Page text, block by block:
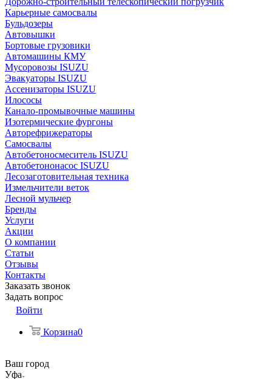
Карьерные самосвалы
Бульдозеры
Автовышки
Бортовые грузовики
Автомашины КМУ
Мусоровозы ISUZU
Эвакуаторы ISUZU
Ассенизаторы ISUZU
Илососы
Канало-промывочные машины
Изотермические фургоны
Авторефрижераторы
Самосвалы
Автобетоносмеситель ISUZU
Автобетононасос ISUZU
Лесозаготовительная техника
Измельчители веток
Лесной мульчер
Бренды
Услуги
Акции
О компании
Статьи
Отзывы
Контакты
Заказать звонок
Задать вопрос
Войти
Корзина0
Ваш город
Уфа